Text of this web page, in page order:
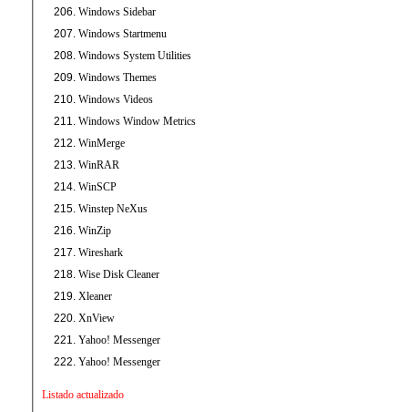
Windows Sidebar
Windows Startmenu
Windows System Utilities
Windows Themes
Windows Videos
Windows Window Metrics
WinMerge
WinRAR
WinSCP
Winstep NeXus
WinZip
Wireshark
Wise Disk Cleaner
Xleaner
XnView
Yahoo! Messenger
Yahoo! Messenger
Listado actualizado